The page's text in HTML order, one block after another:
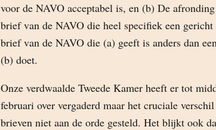
voor de NAVO acceptabel is, en (b) De
brief van de NAVO die heel specifiek een
brief van de NAVO die (a) geeft is anders dan
(b) doet.
Onze verdwaalde Tweede Kamer heeft er tot
februari over vergaderd maar het cruciale
brieven niet aan de orde gesteld. Het blijkt ook